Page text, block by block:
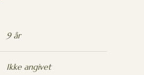
9 år
Ikke angivet